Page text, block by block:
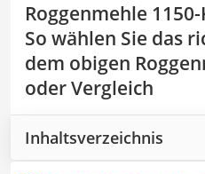
Roggenmehle
So wählen Sie das
dem obigen
oder Vergleich
Inhaltsverzeichnis